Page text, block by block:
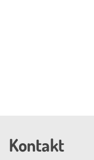
Kontakt